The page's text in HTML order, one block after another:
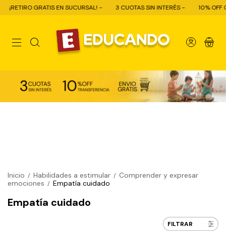
GRATIS EN SUCURSAL! - 3 CUOTAS SIN INTERÉS - 10% OFF
0
Inicio / Habilidades a estimular / Comprender y expresar
emociones / Empatía cuidado
Empatía cuidado
FILTRAR